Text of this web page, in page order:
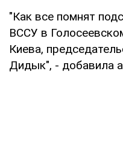
"Как все помнят
ВССУ в
Киева,
Дидык", - добавила